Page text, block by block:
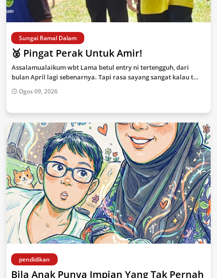
Sungai Ramal Dalam
🥈 Pingat Perak Untuk Amir!
Assalamualaikum wbt Lama betul entry ni tertengguh, dari
bulan April lagi sebenarnya. Tapi rasa sayang sangat kalau t…
Ogos 09, 2026
pendidikan
Bila Anak Punya Impian Yang Tak Pernah